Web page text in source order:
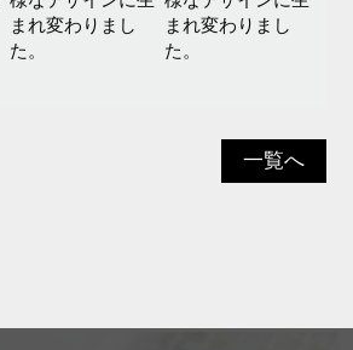
まれ変わりまし
た。
まれ変わりまし
た。
一覧へ